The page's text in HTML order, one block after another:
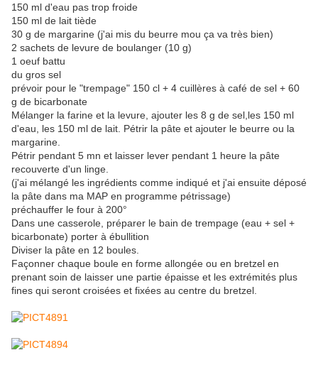
150 ml d'eau pas trop froide
150 ml de lait tiède
30 g de margarine (j'ai mis du beurre mou ça va très bien)
2 sachets de levure de boulanger (10 g)
1 oeuf battu
du gros sel
prévoir pour le "trempage" 150 cl + 4 cuillères à café de sel + 60
g de bicarbonate
Mélanger la farine et la levure, ajouter les 8 g de sel,les 150 ml
d'eau, les 150 ml de lait. Pétrir la pâte et ajouter le beurre ou la
margarine.
Pétrir pendant 5 mn et laisser lever pendant 1 heure la pâte
recouverte d'un linge.
(j'ai mélangé les ingrédients comme indiqué et j'ai ensuite déposé
la pâte dans ma MAP en programme pétrissage)
préchauffer le four à 200°
Dans une casserole, préparer le bain de trempage (eau + sel +
bicarbonate) porter à ébullition
Diviser la pâte en 12 boules.
Façonner chaque boule en forme allongée ou en bretzel en
prenant soin de laisser une partie épaisse et les extrémités plus
fines qui seront croisées et fixées au centre du bretzel.